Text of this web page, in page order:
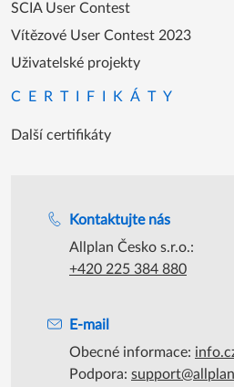
Kontaktujte nás
Allplan Česko s.r.o.:
+420 225 384 880
E-mail
Obecné informace:
Podpora:
SCIA User Contest
Vítězové User Contest 2023
Uživatelské projekty
CERTIFIKÁTY
Další certifikáty